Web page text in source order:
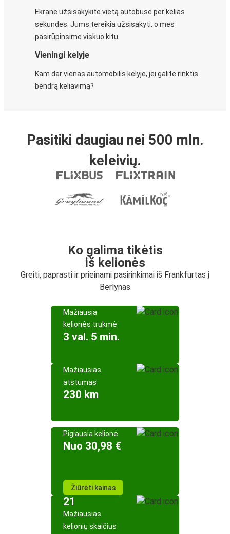
Ekrane užsisakykite vietą autobuse per kelias
sekundes. Jums tereikia užsisakyti, o mes
pasirūpinsime viskuo kitu.
Vieningi kelyje
Kam dar vienas automobilis kelyje, jei galite rinktis
bendrą keliavimą?
Pasitiki daugiau nei 500 mln.
keleivių.
Ko galima tikėtis
iš kelionės
Greiti, paprasti ir prieinami pasirinkimai iš Frankfurtas į
Berlynas
Mažiausia
kelionės trukmė
3 val. 5 min.
Mažiausias
atstumas
230 km
Pigiausia kelionė
Nuo 30,98 €
Žiūrėti kainas
21
Mažiausias
kelionių skaičius